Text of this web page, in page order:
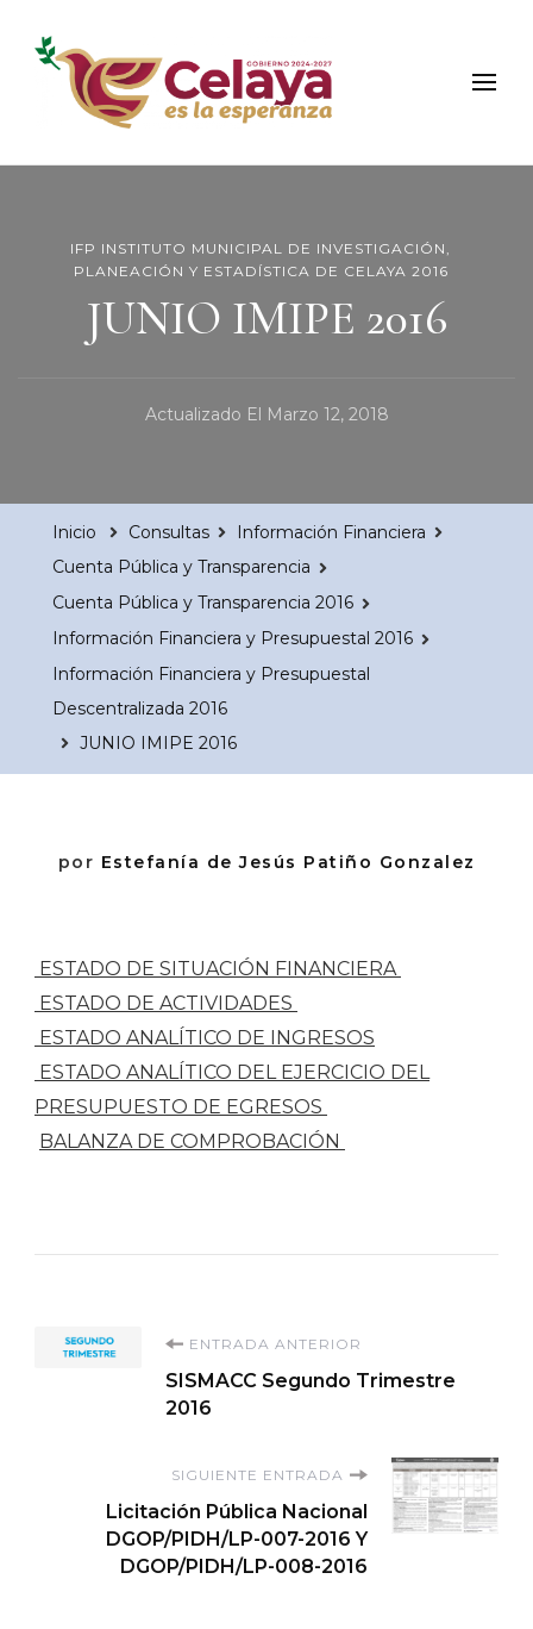
Municipio de Celaya
Portal Oficial del Municipio de Celaya
IFP INSTITUTO MUNICIPAL DE INVESTIGACIÓN,
PLANEACIÓN Y ESTADÍSTICA DE CELAYA 2016
JUNIO IMIPE 2016
Actualizado El Marzo 12, 2018
Inicio Consultas
Información Financiera
Cuenta Pública y Transparencia
Cuenta Pública y Transparencia 2016
Información Financiera y Presupuestal 2016
Información Financiera y Presupuestal
Descentralizada 2016
JUNIO IMIPE 2016
por Estefanía de Jesús Patiño Gonzalez
ESTADO DE SITUACIÓN FINANCIERA
ESTADO DE ACTIVIDADES
ESTADO ANALÍTICO DE INGRESOS
ESTADO ANALÍTICO DEL EJERCICIO DEL
PRESUPUESTO DE EGRESOS
BALANZA DE COMPROBACIÓN
Navegación
entradas
ENTRADA ANTERIOR
SISMACC Segundo Trimestre
2016
SIGUIENTE ENTRADA
Licitación Pública Nacional
DGOP/PIDH/LP-007-2016 Y
DGOP/PIDH/LP-008-2016